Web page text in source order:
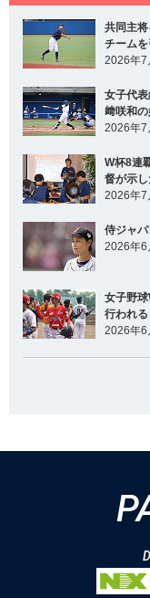
共同主
チーム
2026年7
女子代
﨑咲和
2026年7
W杯8連
督が示
2026年7
侍ジャ
2026年6
女子野
行われる
2026年6